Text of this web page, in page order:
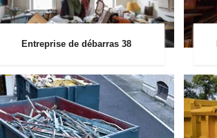
Entreprise de débarras 38